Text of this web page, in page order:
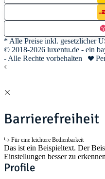
* Alle Preise inkl. gesetzlicher
© 2018-2026 luxentu.de - ein
- Alle Rechte vorbehalten
Barrierefreiheit
Für eine leichtere Bedienbarkeit
Das ist ein Beispieltext. Der
Einstellungen besser zu
Profile